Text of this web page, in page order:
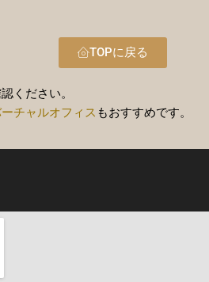
TOPに戻る
ください。
チャルオフィス もおすすめです。